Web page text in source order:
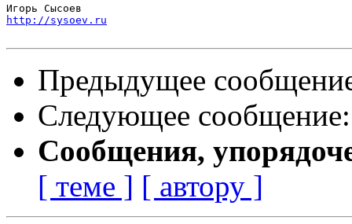
http://sysoev.ru
Предыдущее
Следующее
Сообщения,
[ теме ] [ автору ]